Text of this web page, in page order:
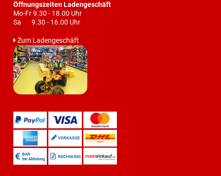
Öffnungszeiten Ladengeschäft
Mo-Fr 9.30 - 18.00 Uhr
Sa 9.30 - 16.00 Uhr
Zum Ladengeschäft